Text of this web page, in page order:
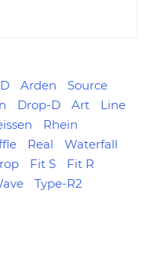
Arden
Source
Drop-D Art
Line
Rhein
Real
Waterfall
Fit S
Fit R
Type-R2